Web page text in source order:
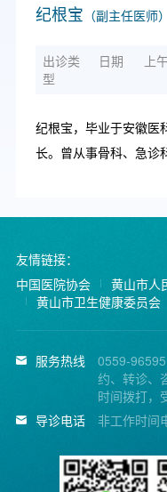
纪根宝 （副主任医师）
出诊类
型
日期 上
纪根宝，毕业于安徽医
长。曾从事骨科、急诊
友情链接：
中国医院协会
黄山市人
黄山市卫生健康委员会
服务热线
0559-
约、转诊、
时间拨打，
导诊电话
非工作时间